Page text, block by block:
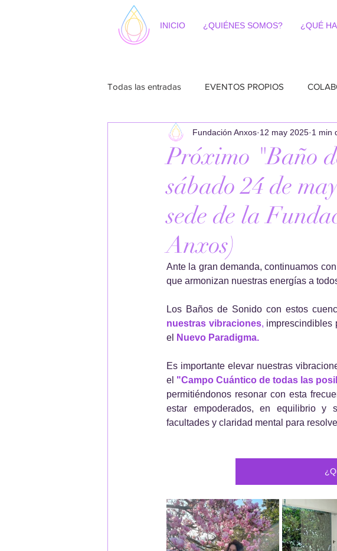
INICIO ¿QUIÉNES SOMOS? ¿QUÉ
Todas las entradas EVENTOS PROPIOS
Próximo "Baño
sábado 24 de
sede de la
Anxos)
Fundación Anxos 12 may 2025 1 min
Ante la gran demanda, continuamos
que armonizan nuestras energías a
Los Baños de Sonido con estos
nuestras vibraciones, imprescindibles
el
Nuevo Paradigma.
Es importante elevar nuestras
el "Campo Cuántico de todas las
permitiéndonos resonar con esta
estar empoderados, en equilibrio y
facultades y claridad mental para